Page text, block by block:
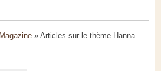
» Articles sur le thème Hanna